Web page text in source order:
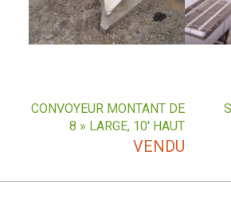
CONVOYEUR MONTANT DE
8 » LARGE, 10′ HAUT
VENDU